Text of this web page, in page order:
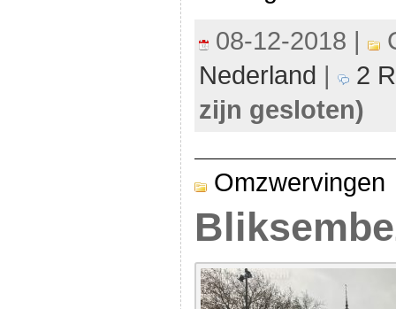
08-12-2018 |
Nederland |
2
zijn gesloten)
Omzwervingen